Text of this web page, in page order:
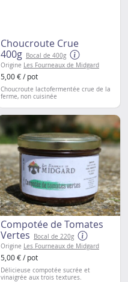
Choucroute Crue
400g Bocal de 400g
Origine Les Fourneaux de Midgard
5,00 € / pot
Choucroute lactofermentée crue de la
ferme, non cuisinée
Compotée de Tomates
Vertes
Bocal de 220g
Origine Les Fourneaux de Midgard
5,00 € / pot
Délicieuse compotée sucrée et
vinaigrée aux trois textures.